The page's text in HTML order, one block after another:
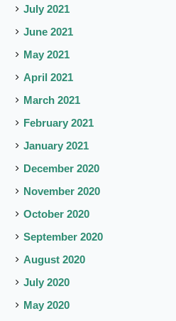
July 2021
June 2021
May 2021
April 2021
March 2021
February 2021
January 2021
December 2020
November 2020
October 2020
September 2020
August 2020
July 2020
May 2020